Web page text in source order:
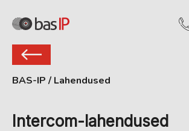
BAS-IP / Lahendused
Intercom-lahendused